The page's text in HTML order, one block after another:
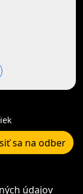
sa na odber
údajov